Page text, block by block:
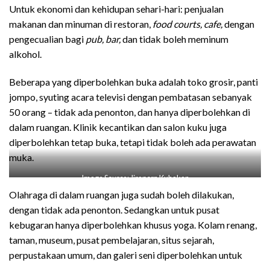
Untuk ekonomi dan kehidupan sehari-hari: penjualan
makanan dan minuman di restoran, food courts, cafe,dengan
pengecualian bagi pub, bar,dan tidak boleh meminum
alkohol.
Beberapa yang diperbolehkan buka adalah toko grosir, panti
jompo, syuting acara televisi dengan pembatasan sebanyak
50 orang – tidak ada penonton, dan hanya diperbolehkan di
dalam ruangan. Klinik kecantikan dan salon kuku juga
diperbolehkan tetap buka, tetapi tidak boleh ada perawatan
muka.
Image Source: Jiraporn Kuhakan
Olahraga di dalam ruangan juga sudah boleh dilakukan,
dengan tidak ada penonton. Sedangkan untuk pusat
kebugaran hanya diperbolehkan khusus yoga. Kolam renang,
taman, museum, pusat pembelajaran, situs sejarah,
perpustakaan umum, dan galeri seni diperbolehkan untuk